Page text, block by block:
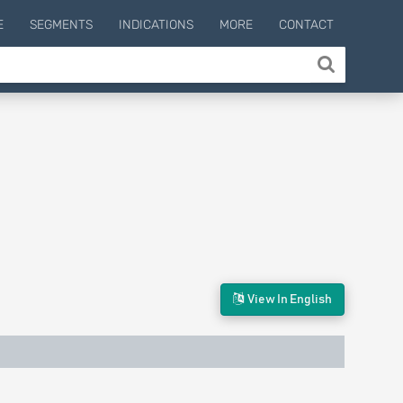
SEGMENTS INDICATIONS MORE CONTACT
View In English